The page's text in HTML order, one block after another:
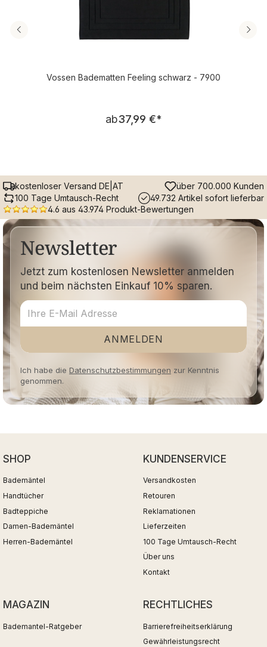
Vossen Badematten Feeling schwarz - 7900
Regulärer Preis:
ab37,99 €*
kostenloser Versand DE|AT
über 700.000 Kunden
100 Tage Umtausch-Recht
49.732 Artikel sofort lieferbar
4.6 aus 43.974 Produkt-Bewertungen
Newsletter
Jetzt zum kostenlosen Newsletter anmelden
und beim nächsten Einkauf 10% sparen.
ANMELDEN
Ich habe die Datenschutzbestimmungen zur Kenntnis
genommen.
SHOP
Bademäntel
Handtücher
Badteppiche
Damen-Bademäntel
Herren-Bademäntel
KUNDENSERVICE
Versandkosten
Retouren
Reklamationen
Lieferzeiten
100 Tage Umtausch-Recht
Über uns
Kontakt
MAGAZIN
Bademantel-Ratgeber
RECHTLICHES
Barrierefreiheitserklärung
Gewährleistungsrecht